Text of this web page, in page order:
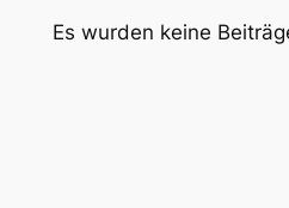
Es wurden keine